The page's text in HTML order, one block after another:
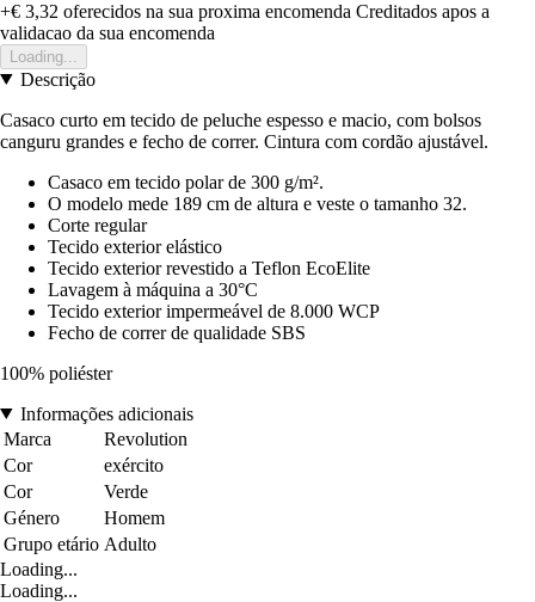
+€ 3,32 oferecidos na sua proxima encomenda Creditados apos a
validacao da sua encomenda
Loading...
Descrição
Casaco curto em tecido de peluche espesso e macio, com bolsos
canguru grandes e fecho de correr. Cintura com cordão ajustável.
Casaco em tecido polar de 300 g/m².
O modelo mede 189 cm de altura e veste o tamanho 32.
Corte regular
Tecido exterior elástico
Tecido exterior revestido a Teflon EcoElite
Lavagem à máquina a 30°C
Tecido exterior impermeável de 8.000 WCP
Fecho de correr de qualidade SBS
100% poliéster
Informações adicionais
Marca
Revolution
Cor
exército
Cor
Verde
Género
Homem
Grupo etário Adulto
Loading...
Loading...